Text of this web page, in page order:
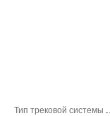
Тип трековой системы